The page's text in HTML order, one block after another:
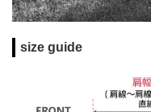
size guide